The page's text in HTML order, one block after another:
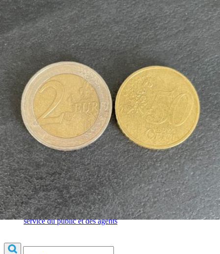
Qui
sommes-
nous ?
S'inscrire à
la
newsletter
Découvrir
l'UNSA
Rémunération
|
OTE et DDI
|
Travail & santé
|
Action sociale
|
Contractuels
|
Le dialogue social engagé pour une Intelligence Artificielle au
service du public et des agents